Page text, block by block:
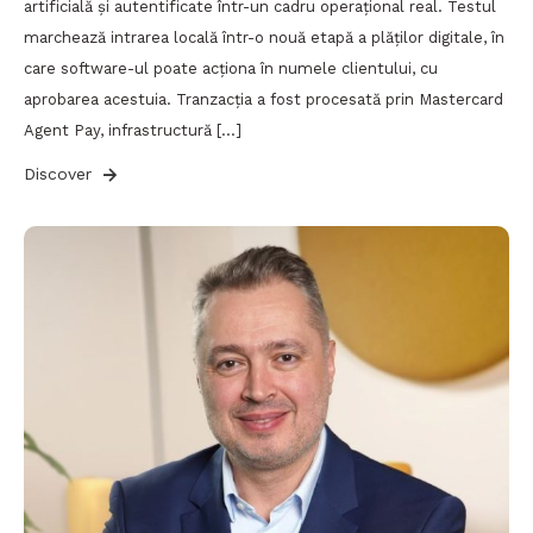
artificială și autentificate într-un cadru operațional real. Testul
marchează intrarea locală într-o nouă etapă a plăților digitale, în
care software-ul poate acționa în numele clientului, cu
aprobarea acestuia. Tranzacția a fost procesată prin Mastercard
Agent Pay, infrastructură […]
Discover